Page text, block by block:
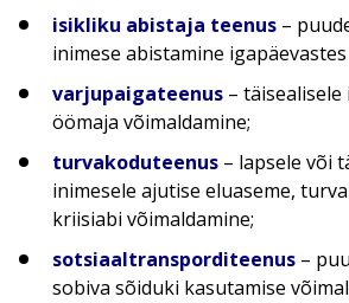
isikliku abistaja teenus –
inimese abistamine
varjupaigateenus –
öömaja võimaldamine;
turvakoduteenus – lapsele või
inimesele ajutise eluaseme,
kriisiabi võimaldamine;
sotsiaaltransporditeenus –
sobiva sõiduki kasutamise